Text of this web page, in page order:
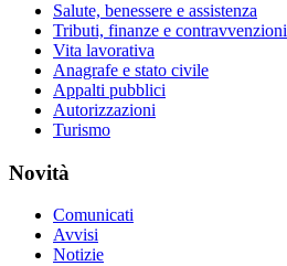
Salute, benessere e assistenza
Tributi, finanze e contravvenzioni
Vita lavorativa
Anagrafe e stato civile
Appalti pubblici
Autorizzazioni
Turismo
Novità
Comunicati
Avvisi
Notizie